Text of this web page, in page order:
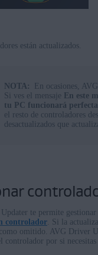
están actualizados.
NOTA:
En ocasiones,
Si ves el mensaje En este
tu PC funcionará
el resto de controladores
desactualizados que
te permite
controlador . Si la
omitido. AVG Driver
controlador por si necesitas